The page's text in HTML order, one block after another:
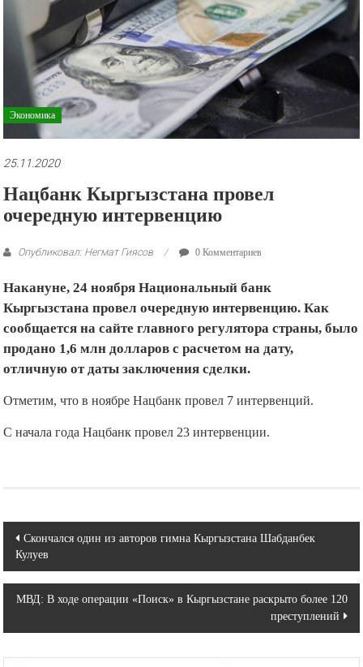
рекламные
ролики
презентации.
Экономика
25.11.2020
Нацбанк Кыргызстана провел
очередную интервенцию
Опубликовал: Негмат Гиясов 0 Комментариев
Накануне,24 ноября Национальный банк
Кыргызстана провел очередную интервенцию. Как
сообщается на сайте главного регулятора страны, было
продано 1,6 млн долларов с расчетом на дату,
отличную от даты заключения сделки.
Отметим, что в ноябре Нацбанк провел 7 интервенций.
С начала года Нацбанк провел 23 интервенции.
Навигация
по
записям
Скончался один из авторов гимна Кыргызстана Шабданбек
Кулуев
МВД: В ходе операции «Поиск» в Кыргызстане раскрыто более 120
преступлений